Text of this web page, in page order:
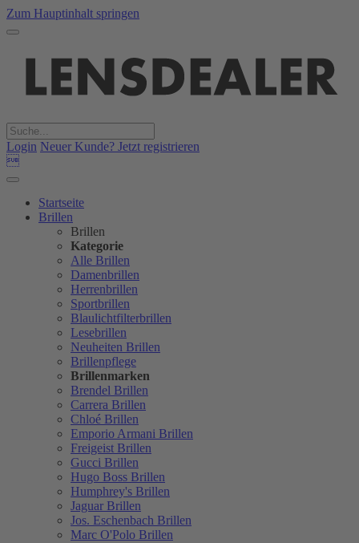
Zum Hauptinhalt springen
Login Neuer Kunde? Jetzt registrieren

Startseite
Brillen
Brillen
Kategorie
Alle Brillen
Damenbrillen
Herrenbrillen
Sportbrillen
Blaulichtfilterbrillen
Lesebrillen
Neuheiten Brillen
Brillenpflege
Brillenmarken
Brendel Brillen
Carrera Brillen
Chloé Brillen
Emporio Armani Brillen
Freigeist Brillen
Gucci Brillen
Hugo Boss Brillen
Humphrey's Brillen
Jaguar Brillen
Jos. Eschenbach Brillen
Marc O'Polo Brillen